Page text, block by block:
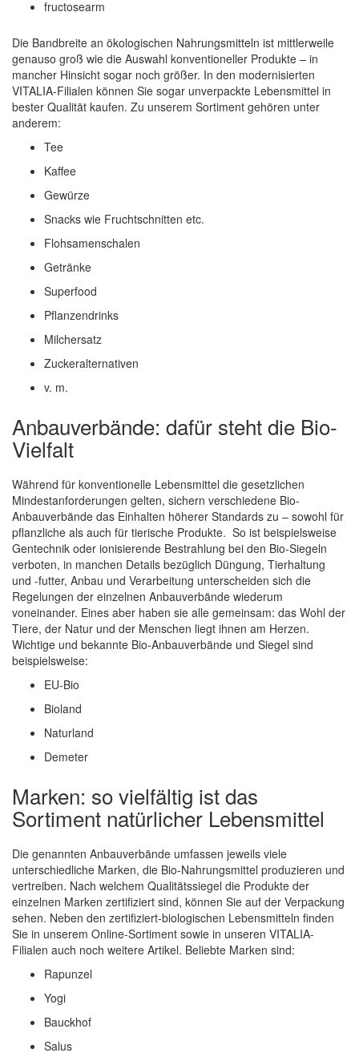
fructosearm
Die Bandbreite an ökologischen Nahrungsmitteln ist mittlerweile
genauso groß wie die Auswahl konventioneller Produkte – in
mancher Hinsicht sogar noch größer. In den modernisierten
VITALIA-Filialen können Sie sogar unverpackte Lebensmittel in
bester Qualität kaufen. Zu unserem Sortiment gehören unter
anderem:
Tee
Kaffee
Gewürze
Snacks wie Fruchtschnitten etc.
Flohsamenschalen
Getränke
Superfood
Pflanzendrinks
Milchersatz
Zuckeralternativen
v. m.
Anbauverbände: dafür steht die Bio-
Vielfalt
Während für konventionelle Lebensmittel die gesetzlichen
Mindestanforderungen gelten, sichern verschiedene Bio-
Anbauverbände das Einhalten höherer Standards zu – sowohl für
pflanzliche als auch für tierische Produkte. So ist beispielsweise
Gentechnik oder ionisierende Bestrahlung bei den Bio-Siegeln
verboten, in manchen Details bezüglich Düngung, Tierhaltung
und -futter, Anbau und Verarbeitung unterscheiden sich die
Regelungen der einzelnen Anbauverbände wiederum
voneinander. Eines aber haben sie alle gemeinsam: das Wohl der
Tiere, der Natur und der Menschen liegt ihnen am Herzen.
Wichtige und bekannte Bio-Anbauverbände und Siegel sind
beispielsweise:
EU-Bio
Bioland
Naturland
Demeter
Marken: so vielfältig ist das
Sortiment natürlicher Lebensmittel
Die genannten Anbauverbände umfassen jeweils viele
unterschiedliche Marken, die Bio-Nahrungsmittel produzieren und
vertreiben. Nach welchem Qualitätssiegel die Produkte der
einzelnen Marken zertifiziert sind, können Sie auf der Verpackung
sehen. Neben den zertifiziert-biologischen Lebensmitteln finden
Sie in unserem Online-Sortiment sowie in unseren VITALIA-
Filialen auch noch weitere Artikel. Beliebte Marken sind:
Rapunzel
Yogi
Bauckhof
Salus